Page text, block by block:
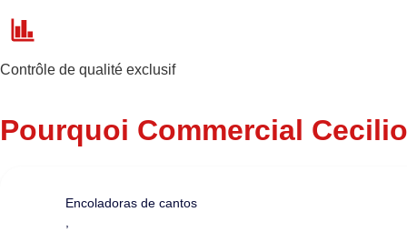
Contrôle de qualité exclusif
Pourquoi Commercial
Encoladoras de cantos